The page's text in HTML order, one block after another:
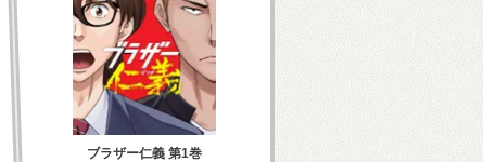
ブラザー仁義 第1巻